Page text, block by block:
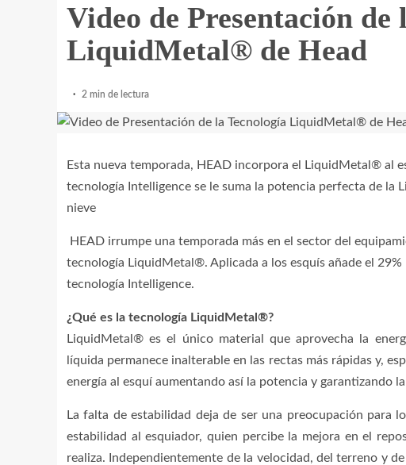
Video de Presentación de
LiquidMetal® de Head
2 min de lectura
Esta nueva temporada, HEAD incorpora el LiquidMetal® al
tecnología Intelligence se le suma la potencia perfecta de
nieve
HEAD irrumpe una temporada más en el sector del
tecnología LiquidMetal®. Aplicada a los esquís añade el 29%
tecnología Intelligence.
¿Qué es la tecnología LiquidMetal®?
LiquidMetal® es el único material que aprovecha la
líquida permanece inalterable en las rectas más rápidas y,
energía al esquí aumentando así la potencia y garantizando
La falta de estabilidad deja de ser una preocupación para
estabilidad al esquiador, quien percibe la mejora en el
realiza. Independientemente de la velocidad, del terreno y